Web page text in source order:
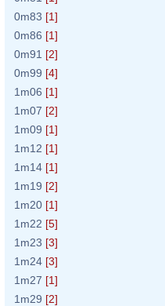
0m83 [1]
0m86 [1]
0m91 [2]
0m99 [4]
1m06 [1]
1m07 [2]
1m09 [1]
1m12 [1]
1m14 [1]
1m19 [2]
1m20 [1]
1m22 [5]
1m23 [3]
1m24 [3]
1m27 [1]
1m29 [2]